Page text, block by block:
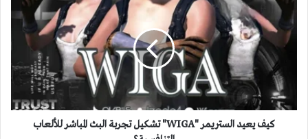
الستريمر
البث
المباشر
للألعاب
التنافسية؟
كيف يعيد الستريمر "WIGA" تشكيل تجربة البث المباشر للألعاب